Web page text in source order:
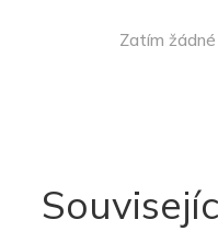
Zatím